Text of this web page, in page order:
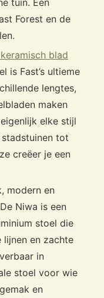
Forest en de
blad
is Fast’s ultieme
lengtes,
maken
elke stijl
tot
creëer je een
modern en
Niwa is een
stoel die
lijnen en zachte
in
stoel voor wie
en